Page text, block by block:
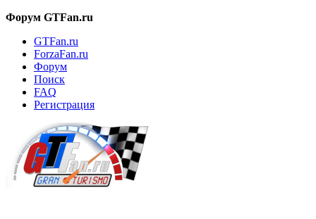
Форум GTFan.ru
GTFan.ru
ForzaFan.ru
Форум
Поиск
FAQ
Регистрация